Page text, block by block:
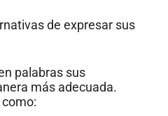
de expresar sus
palabras sus
más adecuada.